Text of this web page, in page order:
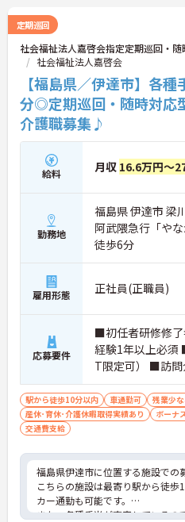
定期巡回
社会福祉法人嘉啓会指定定期巡回・
社会福祉法人嘉啓会
【福島県／伊達市】各
分◎定期巡回・随時対応
介護職募集♪
給料 月収 16.6万円～
勤務地
福島県 伊達市 梁
阿武隈急行「や
徒歩6分
雇用形態 正社員(正職員)
応募要件
■初任者研修修
経験1年以上必須
T限定可） ■訪問
る方歓迎
駅から徒歩10分以内 車通勤可 残業少
産休･育休･介護休暇取得実績あり
ボーナ
交通費支給
福島県伊達市に位置する施設での
こちらの施設は最寄り駅から徒歩
カー通勤も可能です。
また、各種手当が充実しているの